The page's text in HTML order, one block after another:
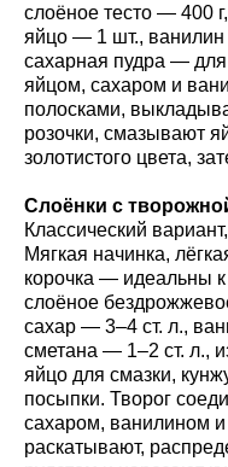
слоёное тесто — 400
яйцо — 1 шт., ванилин
сахарная пудра —
яйцом, сахаром и
полосками,
розочки, смазывают
золотистого цвета,
Слоёнки с
Классический
Мягкая начинка,
корочка — идеальны
слоёное
сахар — 3–4 ст. л.,
сметана — 1–2 ст. л.,
яйцо для смазки,
посыпки. Творог
сахаром, ванилином
раскатывают,